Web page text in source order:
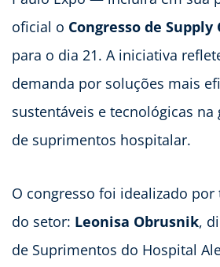
oficial o Congresso de Supply
para o dia 21. A iniciativa
demanda por soluções mais
sustentáveis e tecnológicas na
de suprimentos hospitalar.
O congresso foi idealizado por
do setor: Leonisa Obrusnik,
de Suprimentos do Hospital